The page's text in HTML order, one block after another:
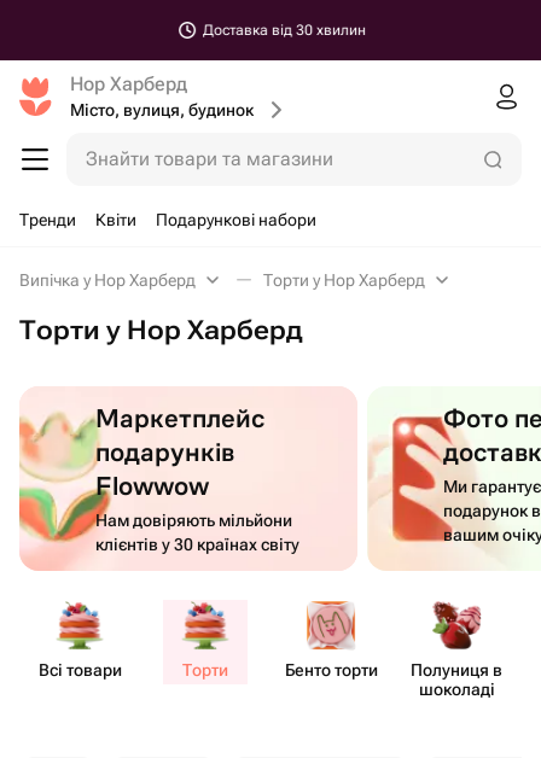
Доставка від 30 хвилин
Нор Харберд
Місто, вулиця, будинок
Знайти товари та магазини
Тренди Квіти Подарункові набори
Випічка у Нор Харберд Торти у Нор Харберд
Торти у Нор Харберд
Маркетплейс
подарунків
Flowwow
Нам довіряють мільйони
клієнтів у 30 країнах світу
Фото
Ми
подарунок
вашим
Всі товари Торти Бенто торти
Полуниця в
шоколаді